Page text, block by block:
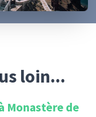
loin...
Monastère de